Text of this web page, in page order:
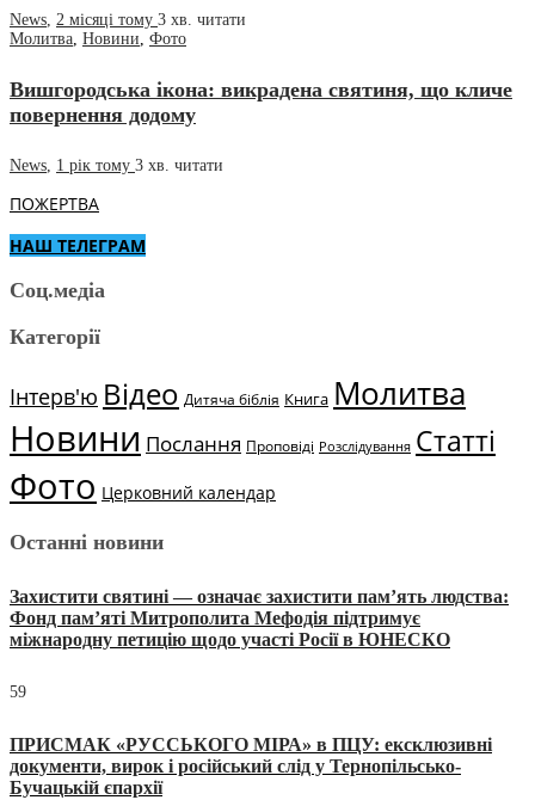
News 2 місяці тому 3 хв. читати
Молитва Новини Фото
Вишгородська ікона: викрадена святиня, що кличе
повернення додому
News 1 рік тому 3 хв. читати
ПОЖЕРТВА
НАШ ТЕЛЕГРАМ
Соц.медіа
Категорії
Інтерв'ю Відео Дитяча біблія Книга Молитва
Новини Послання Проповіді Розслідування Статті
Фото Церковний календар
Останні новини
Захистити святині — означає захистити пам’ять людства:
Фонд пам’яті Митрополита Мефодія підтримує
міжнародну петицію щодо участі Росії в ЮНЕСКО
59
ПРИСМАК «РУССЬКОГО МІРА» в ПЦУ: ексклюзивні
документи, вирок і російський слід у Тернопільсько-
Бучацькій єпархії